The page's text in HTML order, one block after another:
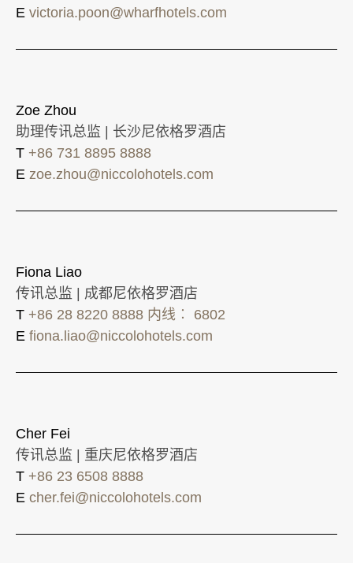
E victoria.poon@wharfhotels.com
Zoe Zhou
助理传讯总监 | 长沙尼依格罗酒店
T +86 731 8895 8888
E zoe.zhou@niccolohotels.com
Fiona Liao
传讯总监 | 成都尼依格罗酒店
T +86 28 8220 8888 内线︰ 6802
E fiona.liao@niccolohotels.com
Cher Fei
传讯总监 | 重庆尼依格罗酒店
T +86 23 6508 8888
E cher.fei@niccolohotels.com